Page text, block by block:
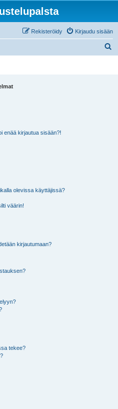
Kirjaudu sisään
Rekisteröidy
enää kirjautua sisään?!
olevissa käyttäjissä?
väärin!
kirjautumaan?
tekee?